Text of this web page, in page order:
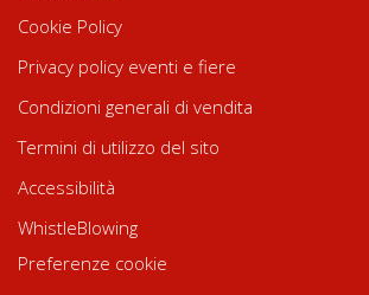
Cookie Policy
Privacy policy eventi e fiere
Condizioni generali di vendita
Termini di utilizzo del sito
Accessibilità
WhistleBlowing
Preferenze cookie